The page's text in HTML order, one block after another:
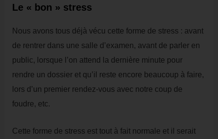
Le « bon » stress
Nous avons tous déjà vécu cette forme de stress : avant
de rentrer dans une salle d’examen, avant de parler en
public, lorsque l’on attend la dernière minute pour
rendre un dossier et qu’il reste encore beaucoup à faire,
lors d’un premier rendez-vous avec notre coup de
foudre, etc.
Cette forme de stress est tout à fait normale et il serait